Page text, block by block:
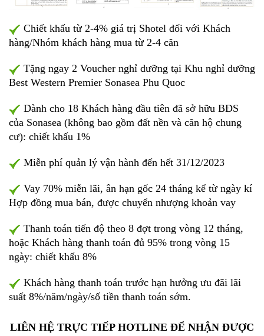
Chiết khấu từ 2-4% giá trị Shotel đối với Khách
hàng/Nhóm khách hàng mua từ 2-4 căn
Tặng ngay 2 Voucher nghỉ dưỡng tại Khu nghỉ dưỡng
Best Western Premier Sonasea Phu Quoc
Dành cho 18 Khách hàng đầu tiên đã sở hữu BĐS
của Sonasea (không bao gồm đất nền và căn hộ chung
cư): chiết khấu 1%
Miễn phí quản lý vận hành đến hết 31/12/2023
Vay 70% miễn lãi, ân hạn gốc 24 tháng kể từ ngày kí
Hợp đồng mua bán, được chuyển nhượng khoản vay
Thanh toán tiến độ theo 8 đợt trong vòng 12 tháng,
hoặc Khách hàng thanh toán đủ 95% trong vòng 15
ngày: chiết khấu 8%
Khách hàng thanh toán trước hạn hưởng ưu đãi lãi
suất 8%/năm/ngày/số tiền thanh toán sớm.
LIÊN HỆ TRỰC TIẾP HOTLINE ĐỂ NHẬN ĐƯỢC